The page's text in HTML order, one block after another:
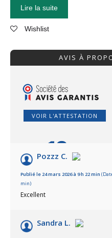
Lire la suite
Wishlist
AVIS À
VOIR L'ATTESTATION
10 /10
Basé sur 47 avis
Pozzz C.
Publié le 24 mars 2026 à 9 h 22 min
min)
Excellent
Sandra L.